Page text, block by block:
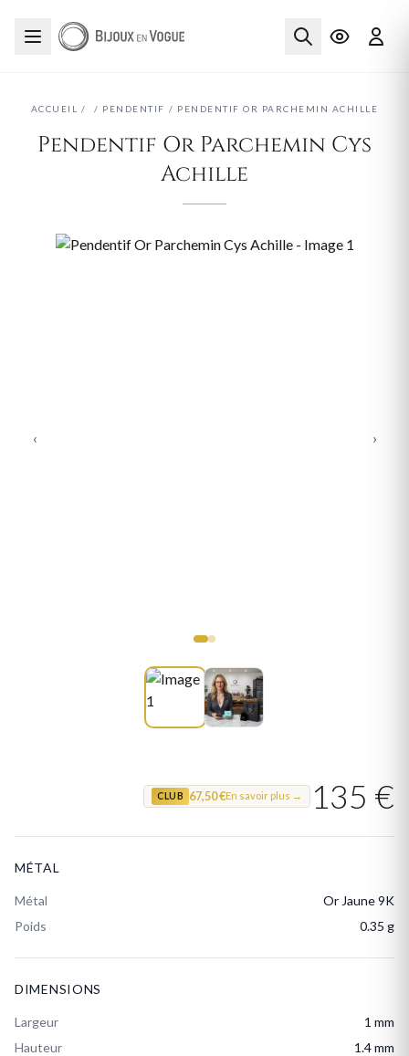
ACCUEIL / / PENDENTIF / PENDENTIF OR PARCHEMIN ACHILLE
Pendentif Or Parchemin Cys
Achille
‹ ›
CLUB 67,50 €En savoir plus → 135 €
MÉTAL
Métal
Or Jaune 9K
Poids
0.35 g
DIMENSIONS
Largeur
1 mm
Hauteur
1.4 mm